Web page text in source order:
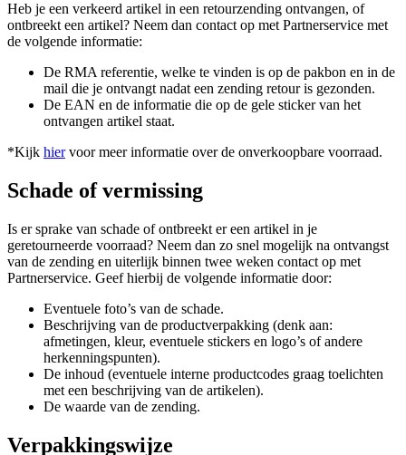
Heb je een verkeerd artikel in een retourzending ontvangen, of
ontbreekt een artikel? Neem dan contact op met Partnerservice met
de volgende informatie:
De RMA referentie, welke te vinden is op de pakbon en in de
mail die je ontvangt nadat een zending retour is gezonden.
De EAN en de informatie die op de gele sticker van het
ontvangen artikel staat.
*Kijk hiervoor meer informatie over de onverkoopbare voorraad.
Schade of vermissing
Is er sprake van schade of ontbreekt er een artikel in je
geretourneerde voorraad? Neem dan zo snel mogelijk na ontvangst
van de zending en uiterlijk binnen twee weken contact op met
Partnerservice. Geef hierbij de volgende informatie door:
Eventuele foto’s van de schade.
Beschrijving van de productverpakking (denk aan:
afmetingen, kleur, eventuele stickers en logo’s of andere
herkenningspunten).
De inhoud (eventuele interne productcodes graag toelichten
met een beschrijving van de artikelen).
De waarde van de zending.
Verpakkingswijze